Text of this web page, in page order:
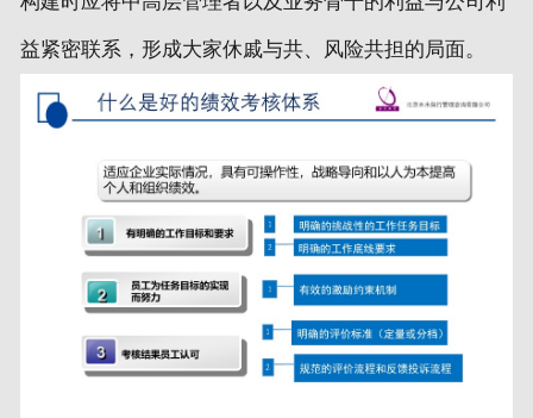
益紧密联系，形成大家休戚与共、风险共担的局面。